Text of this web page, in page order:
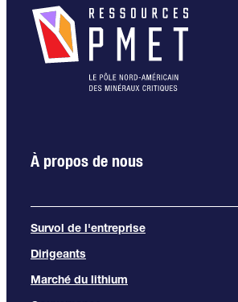
À propos de nous
Survol de l'entreprise
Dirigeants
Marché du lithium